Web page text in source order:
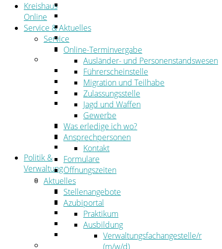
Ansprechpersonen
Formulare
Öffnungszeiten
Aktuelles
Stellenangebote
Azubiportal
Pressemitteilungen
Bekanntmachungen & öffentliche
Zustellungen
Kehrbezirksausschreibungen
Amtsblatt
Öffentliche Ausschreibungen
Politik &
Verwaltung
Politik
Kreistag
Kreistagsinformationssystem
Bürgerinformationssystem
Wahlen
Kreishaus
Online
Service & Aktuelles
Service
Online-Terminvergabe
Ausländer- und Personenstandswesen
Führerscheinstelle
Migration und Teilhabe
Zulassungsstelle
Jagd und Waffen
Gewerbe
Was erledige ich wo?
Ansprechpersonen
Kontakt
Formulare
Öffnungszeiten
Aktuelles
Stellenangebote
Azubiportal
Praktikum
Ausbildung
Verwaltungsfachangestelle/r
(m/w/d)